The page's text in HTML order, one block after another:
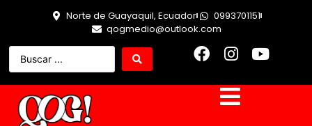
Norte de Guayaquil, Ecuador
0993701151
qogmedio@outlook.com